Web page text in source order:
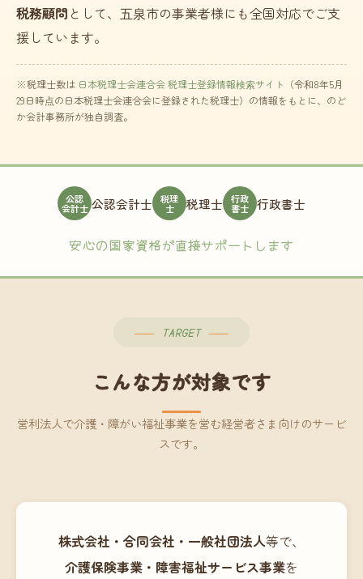
税務顧問 として、五泉市の事業者様にも全国対応でご支
援しています。
※税理士数は 日本税理士会連合会 税理士登録情報検索サイト （令和8年5月
29日時点の日本税理士会連合会に登録された税理士）の情報をもとに、のど
か会計事務所が独自調査。
公認
会計士 公認会計士 税理
士 税理士 行政
書士 行政書士
安心の国家資格が直接サポートします
TARGET
こんな方が対象です
営利法人で介護・障がい福祉事業を営む経営者さま向けのサービ
スです。
株式会社・合同会社・一般社団法人等で、
介護保険事業・障害福祉サービス事業を